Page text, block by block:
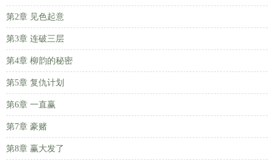
第2章 见色起意
第3章 连破三层
第4章 柳韵的秘密
第5章 复仇计划
第6章 一直赢
第7章 豪赌
第8章 赢大发了